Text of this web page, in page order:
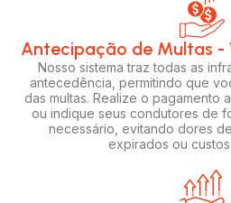
Antecipação de Multas -
Nosso sistema traz todas as
antecedência, permitindo que
das multas. Realize o pagamento
ou indique seus condutores de
necessário, evitando dores
expirados ou